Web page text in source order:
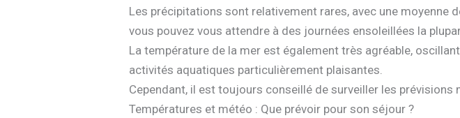
Les précipitations sont relativement rares, avec une moyenne
vous pouvez vous attendre à des journées ensoleillées la
La température de la mer est également très agréable,
activités aquatiques particulièrement plaisantes.
Cependant, il est toujours conseillé de surveiller les
Températures et météo : Que prévoir pour son séjour ?